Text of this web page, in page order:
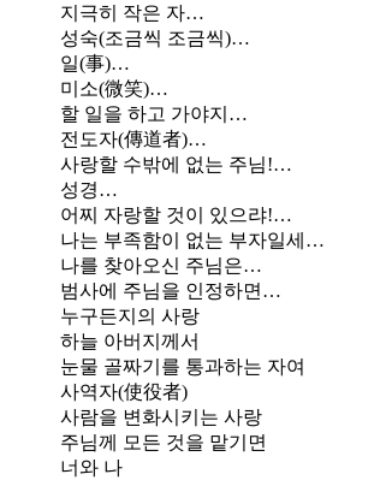
지극히 작은 자…
성숙(조금씩 조금씩)…
일(事)…
미소(微笑)…
할 일을 하고 가야지…
전도자(傳道者)…
사랑할 수밖에 없는 주님!…
성경…
어찌 자랑할 것이 있으랴!…
나는 부족함이 없는 부자일세…
나를 찾아오신 주님은…
범사에 주님을 인정하면…
누구든지의 사랑
하늘 아버지께서
눈물 골짜기를 통과하는 자여
사역자(使役者)
사람을 변화시키는 사랑
주님께 모든 것을 맡기면
너와 나